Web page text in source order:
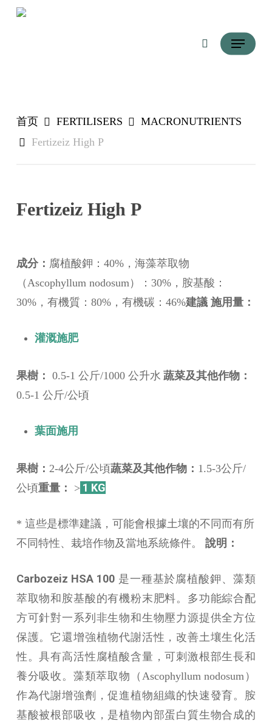
菜单
首页 FERTILISERS
MACRONUTRIENTS
Fertizeiz High P
Fertizeiz High P
成分： 腐植酸鉀：40%，海藻萃取物
（Ascophyllum nodosum）：30%，胺基酸：
30%，有機質：80%，有機碳：46%建議 施用量：
灌溉施肥
果樹： 0.5-1 公斤/1000 公升水 蔬菜及其他作物：
0.5-1 公斤/公頃
葉面施用
果樹： 2-4公斤/公頃蔬菜及其他作物： 1.5-3公斤/
公頃重量： >1 KG
* 這些是標準建議，可能會根據土壤的不同而有所
不同特性、栽培作物及當地系統條件。 說明：
Carbozeiz HSA 100是一種基於腐植酸鉀、藻類
萃取物和胺基酸的有機粉末肥料。多功能綜合配
方可針對一系列非生物和生物壓力源提供全方位
保護。它還增強植物代謝活性，改善土壤生化活
性。具有高活性腐植酸含量，可刺激根部生長和
養分吸收。藻類萃取物（Ascophyllum nodosum）
作為代謝增強劑，促進植物組織的快速發育。胺
基酸被根部吸收，是植物內部蛋白質生物合成的